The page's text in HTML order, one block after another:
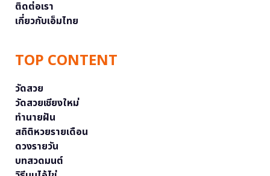
ติดต่อเรา
เกี่ยวกับเอ็มไทย
TOP CONTENT
วัดสวย
วัดสวยเชียงใหม่
ทำนายฝัน
สถิติหวยรายเดือน
ดวงรายวัน
บทสวดมนต์